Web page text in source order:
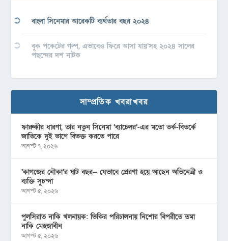
বাংলা সিনেমার আরেকটি ব্যর্থতার বছর ২০২৪
বুক পকেটের গল্প, এভাবেও ফিরে আসা যায়’সহ ২০২৪ সালের
পছন্দের দশ নাটক
সাম্প্রতিক খবরাখবর
ফারুকীর ধারণা, তার নতুন সিনেমা ‘ব্যাচেলর’-এর মতো তর্ক-বিতর্কে
জাতিকে দুই ভাগে বিভক্ত করতে পারে
আগস্ট ৭, ২০২৬
‘কাগজের নৌকা’র ষাট বছর— যেভাবে প্রেরণা হয়ে আছেন অভিনেত্রী ও
ব্যক্তি সুচন্দা
আগস্ট ৫, ২০২৬
পুলসিরাত নাকি খলনায়ক: ভিকির পরিচালনায় নিশোর বিপরীতে তমা
নাকি মেহজাবীন
আগস্ট ৫, ২০২৬